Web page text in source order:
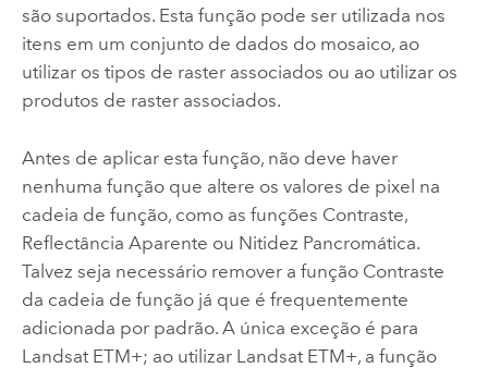
são suportados. Esta função pode ser utilizada nos
itens em um conjunto de dados do mosaico, ao
utilizar os tipos de raster associados ou ao utilizar os
produtos de raster associados.
Antes de aplicar esta função, não deve haver
nenhuma função que altere os valores de pixel na
cadeia de função, como as funções Contraste,
Reflectância Aparente ou Nitidez Pancromática.
Talvez seja necessário remover a função Contraste
da cadeia de função já que é frequentemente
adicionada por padrão. A única exceção é para
Landsat ETM+; ao utilizar Landsat ETM+, a função